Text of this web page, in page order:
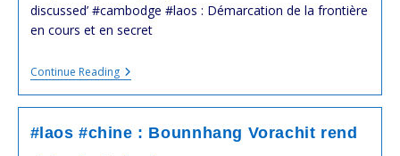
discussed’ #cambodge #laos : Démarcation de la frontière
en cours et en secret
Continue Reading#cambodge
#laos
:
Ne
Savent
#laos #chine : Bounnhang Vorachit rend